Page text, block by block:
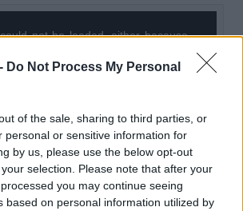
Do Not Process My Personal
of the sale, sharing to third parties, or
personal or sensitive information for
by us, please use the below opt-out
selection. Please note that after your
you may continue seeing
based on personal information utilized by
not be loaded, either because
is not supported.